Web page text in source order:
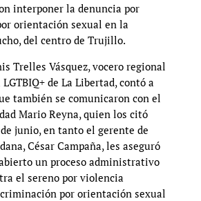
interponer la denuncia por
orientación sexual en la
del centro de Trujillo.
Trelles Vásquez, vocero regional
de La Libertad, contó a
también se comunicaron con el
Mario Reyna, quien los citó
junio, en tanto el gerente de
César Campaña, les aseguró
un proceso administrativo
el sereno por violencia
por orientación sexual